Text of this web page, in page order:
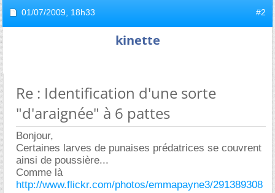
01/07/2009, 18h33 #2
kinette
Re : Identification d'une sorte
"d'araignée" à 6 pattes
Bonjour,
Certaines larves de punaises prédatrices se couvrent
ainsi de poussière...
Comme là
http://www.flickr.com/photos/emmapayne3/291389308